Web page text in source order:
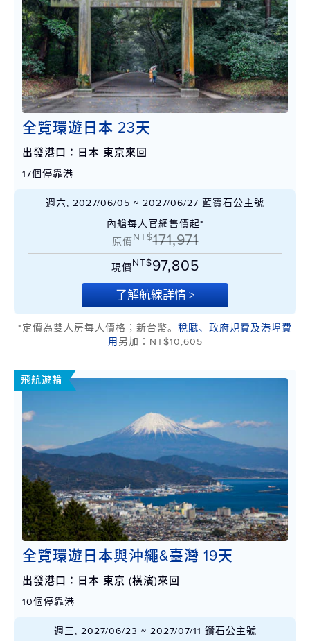
全覽環遊日本 23天
出發港口：日本 東京來回
17個停靠港
週六, 2027/06/05 ~ 2027/06/27 藍寶石公主號
內艙每人官網售價起*
原價NT$171,971
現價NT$97,805
了解航線詳情 >
*定價為雙人房每人價格；新台幣。 稅賦、政府規費及港埠費
用 另加：NT$10,605
飛航遊輪
全覽環遊日本與沖繩&臺灣 19天
出發港口：日本 東京 (橫濱)來回
10個停靠港
週三, 2027/06/23 ~ 2027/07/11 鑽石公主號